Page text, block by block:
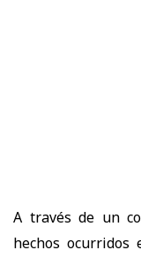
A través de un
hechos ocurridos